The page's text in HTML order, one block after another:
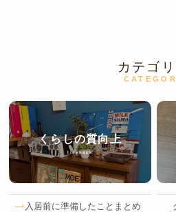
カテゴ
くらしの質向上
lifehack
入居前に準備したことまとめ